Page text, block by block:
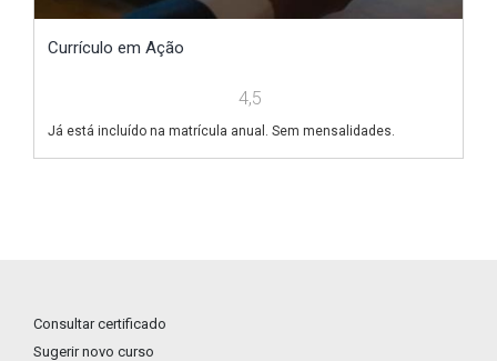
Currículo em Ação
4,5
Já está incluído na matrícula anual. Sem mensalidades.
Consultar certificado
Sugerir novo curso